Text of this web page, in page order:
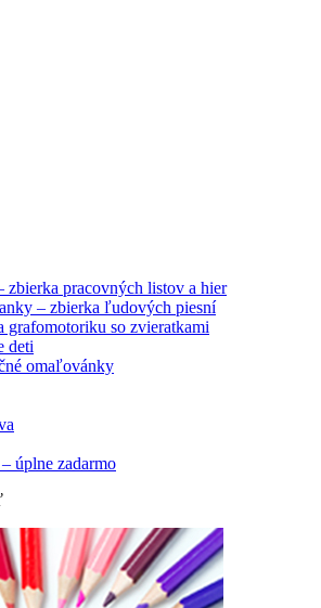
zbierka pracovných listov a hier
– zbierka ľudových piesní
grafomotoriku so zvieratkami
deti
omaľovánky
úplne zadarmo